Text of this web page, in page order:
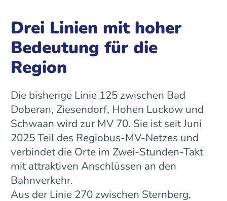
Drei Linien mit hoher
Bedeutung für die
Region
Die bisherige Linie 125 zwischen Bad
Doberan, Ziesendorf, Hohen Luckow und
Schwaan wird zur MV 70. Sie ist seit Juni
2025 Teil des Regiobus-MV-Netzes und
verbindet die Orte im Zwei-Stunden-Takt
mit attraktiven Anschlüssen an den
Bahnverkehr.
Aus der Linie 270 zwischen Sternberg,